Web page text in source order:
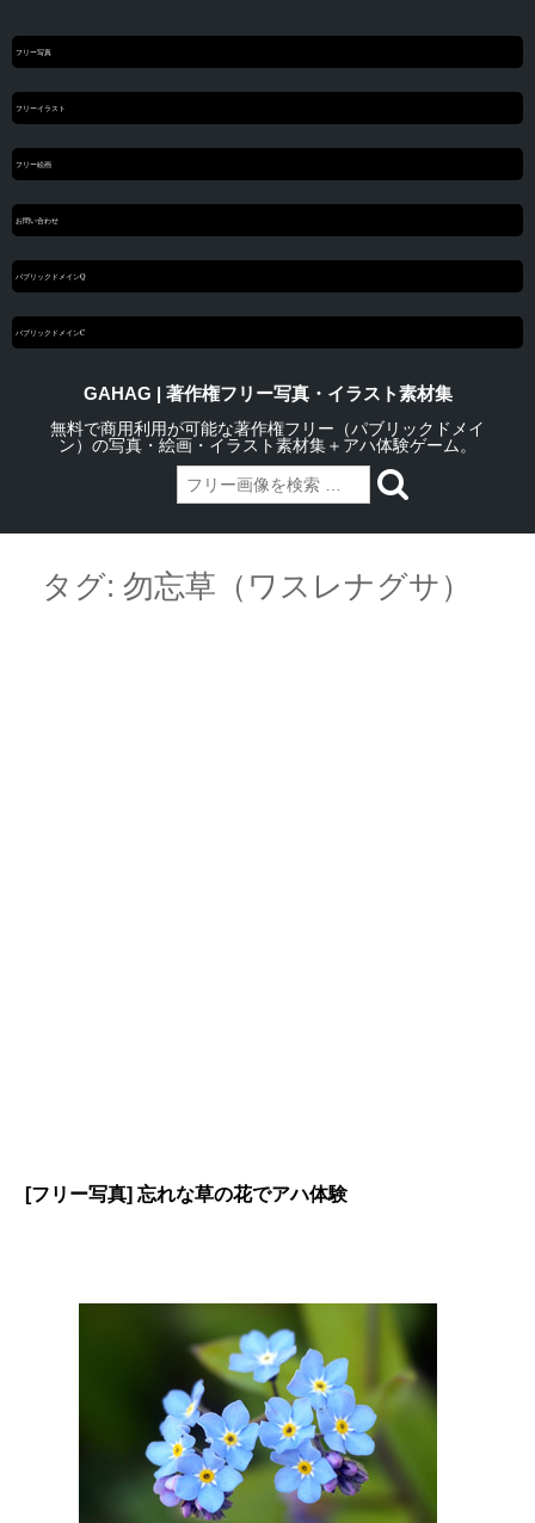
フリー写真
フリーイラスト
フリー絵画
お問い合わせ
パブリックドメインQ
パブリックドメインC
GAHAG | 著作権フリー写真・イラスト素材集
無料で商用利用が可能な著作権フリー（パブリックドメイ
ン）の写真・絵画・イラスト素材集＋アハ体験ゲーム。
contentタグ: 勿忘草（ワスレナグサ）
[フリー写真] 忘れな草の花でアハ体験